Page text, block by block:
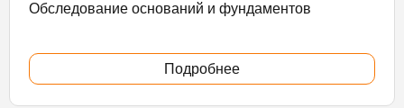
Обследование оснований и фундаментов
Подробнее